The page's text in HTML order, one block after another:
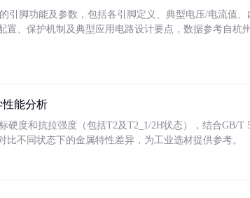
引脚功能及参数，包括各引脚定义、典型电压/电流值
置、保护机制及典型应用电路设计要点，数据参考自杭
性能分析
硬度和抗拉强度（包括T2及T2_1/2H状态），结合GB/T
比不同状态下的金属特性差异，为工业选材提供参考。